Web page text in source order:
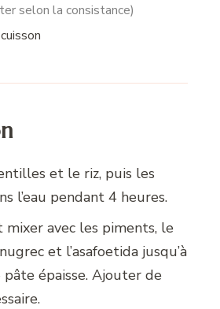
selon la consistance)
et le riz, puis les
l’eau pendant 4 heures.
avec les piments, le
et l’asafoetida jusqu’à
épaisse. Ajouter de